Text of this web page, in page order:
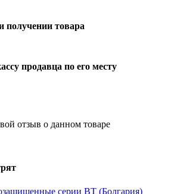
товара
продавца по его месту
отзыв о данном товаре